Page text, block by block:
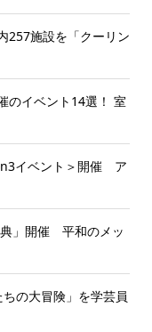
257施設を「クーリン
のイベント14選！ 室
イベント＞開催 ア
」開催 平和のメッ
の大冒険」を学芸員